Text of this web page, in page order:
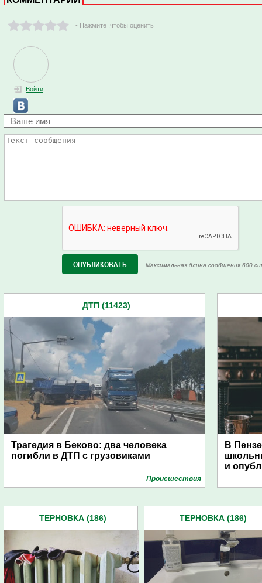
- Нажмите ,чтобы оценить
Войти
Максимальная длина сообщения 600
ДТП (11423)
Трагедия в Беково: два человека
погибли в ДТП с грузовиками
Проиcшествия
В
и
ТЕРНОВКА (186) ТЕРНОВКА (186)